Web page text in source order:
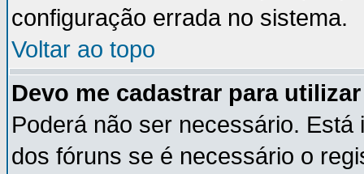
configuração errada no sistema.
Voltar ao topo
Devo me cadastrar para
Poderá não ser necessário.
dos fóruns se é necessário o